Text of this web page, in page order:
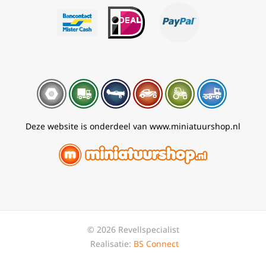
Deze website is onderdeel van www.miniatuurshop.nl
© 2026 Revellspecialist
Realisatie: BS Connect